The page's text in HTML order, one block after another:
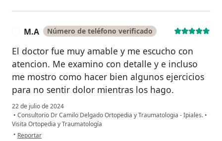
M.A Número de teléfono verificado
El doctor fue muy amable y me escucho con
atencion. Me examino con detalle y e incluso
me mostro como hacer bien algunos ejercicios
para no sentir dolor mientras los hago.
22 de julio de 2024
• Consultorio Dr Camilo Delgado Ortopedia y Traumatologia - Ipiales. •
Visita Ortopedia y Traumatología
• en opinión del usuario M.A
Reportar